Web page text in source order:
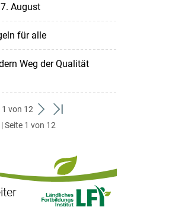
August
für alle
Weg der Qualität
1 von 12
weiter
zum
zum
Seite 1 von 12